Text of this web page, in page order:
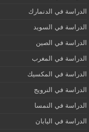
الدراسة في الدنمارك
الدراسة في السويد
الدراسة في الصين
الدراسة في المغرب
الدراسة في المكسيك
الدراسة في النرويج
الدراسة في النمسا
الدراسة في اليابان